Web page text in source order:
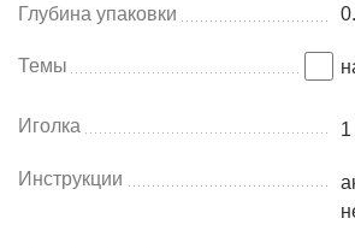
Глубина упаковки
Темы
Иголка
Инструкции